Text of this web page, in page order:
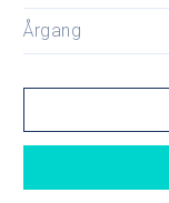
Årgang